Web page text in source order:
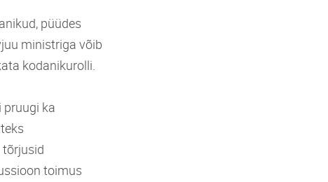
püüdes
ministriga võib
kodanikurolli.
pruugi ka
toimus